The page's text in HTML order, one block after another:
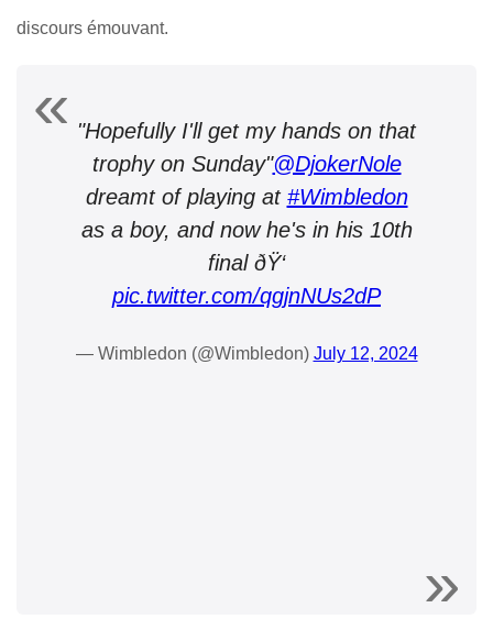
discours émouvant.
"Hopefully I'll get my hands on that
trophy on Sunday"@DjokerNole
dreamt of playing at #Wimbledon
as a boy, and now he's in his 10th
final ðŸ‘
pic.twitter.com/qgjnNUs2dP
— Wimbledon (@Wimbledon) July 12, 2024